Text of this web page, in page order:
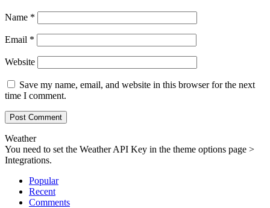
Name *
Email *
Website
Save my name, email, and website in this browser for the next
time I comment.
Weather
You need to set the Weather API Key in the theme options page >
Integrations.
Popular
Recent
Comments